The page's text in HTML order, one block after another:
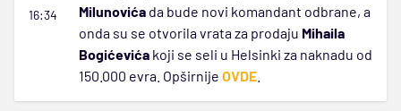
16:34
Milunovića da bude novi komandant odbrane, a
onda su se otvorila vrata za prodaju Mihaila
Bogićevića koji se seli u Helsinki za naknadu od
150.000 evra. Opširnije OVDE